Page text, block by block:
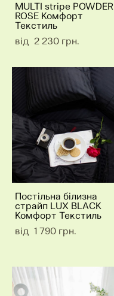
MULTI stripe POWDER
ROSE Комфорт
Текстиль
від 2 230 грн.
Постільна білизна
страйп LUX BLACK
Комфорт Текстиль
від 1 790 грн.